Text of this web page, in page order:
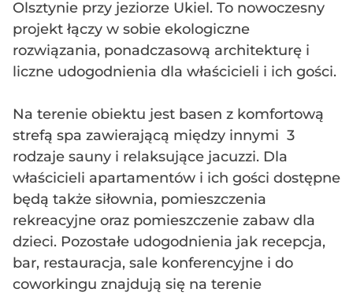
Olsztynie przy jeziorze Ukiel. To nowoczesny
projekt łączy w sobie ekologiczne
rozwiązania, ponadczasową architekturę i
liczne udogodnienia dla właścicieli i ich gości.
Na terenie obiektu jest basen z komfortową
strefą spa zawierającą między innymi 3
rodzaje sauny i relaksujące jacuzzi. Dla
właścicieli apartamentów i ich gości dostępne
będą także siłownia, pomieszczenia
rekreacyjne oraz pomieszczenie zabaw dla
dzieci. Pozostałe udogodnienia jak recepcja,
bar, restauracja, sale konferencyjne i do
coworkingu znajdują się na terenie